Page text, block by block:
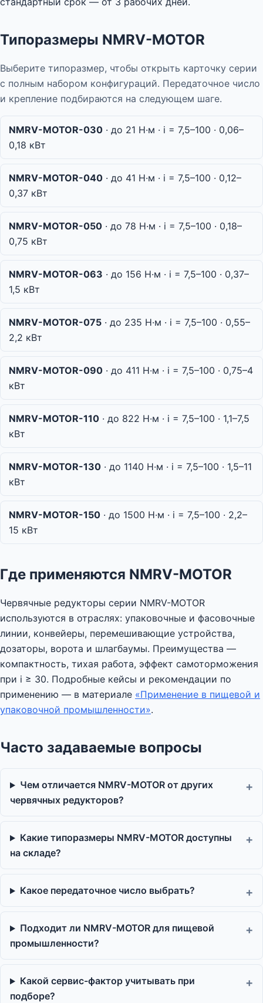
Типоразмеры NMRV-MOTOR
Выберите типоразмер, чтобы открыть карточку серии
с полным набором конфигураций. Передаточное число
и крепление подбираются на следующем шаге.
NMRV-MOTOR-030 · до 21 Н·м · i = 7,5–100 · 0,06–
0,18 кВт
NMRV-MOTOR-040 · до 41 Н·м · i = 7,5–100 · 0,12–
0,37 кВт
NMRV-MOTOR-050 · до 78 Н·м · i = 7,5–100 · 0,18–
0,75 кВт
NMRV-MOTOR-063 · до 156 Н·м · i = 7,5–100 · 0,37–
1,5 кВт
NMRV-MOTOR-075 · до 235 Н·м · i = 7,5–100 · 0,55–
2,2 кВт
NMRV-MOTOR-090 · до 411 Н·м · i = 7,5–100 · 0,75–4
кВт
NMRV-MOTOR-110 · до 822 Н·м · i = 7,5–100 · 1,1–7,5
кВт
NMRV-MOTOR-130 · до 1140 Н·м · i = 7,5–100 · 1,5–11
кВт
NMRV-MOTOR-150 · до 1500 Н·м · i = 7,5–100 · 2,2–
15 кВт
Где применяются NMRV-MOTOR
Червячные редукторы серии NMRV-MOTOR
используются в отраслях: упаковочные и фасовочные
линии, конвейеры, перемешивающие устройства,
дозаторы, ворота и шлагбаумы. Преимущества —
компактность, тихая работа, эффект самоторможения
при i ≥ 30. Подробные кейсы и рекомендации по
применению — в материале «Применение в пищевой и
упаковочной промышленности».
Часто задаваемые вопросы
Чем отличается NMRV-MOTOR от других
червячных редукторов?
Какие типоразмеры NMRV-MOTOR доступны
на складе?
Какое передаточное число выбрать?
Подходит ли NMRV-MOTOR для пищевой
промышленности?
Какой сервис-фактор учитывать при
подборе?